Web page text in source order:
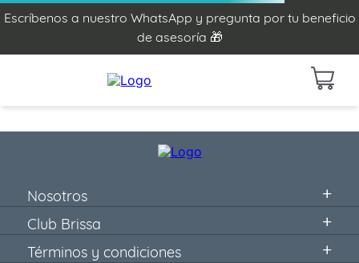
Escríbenos a nuestro WhatsApp y pregunta por tu beneficio
de asesoría 🎁
Nosotros
Club Brissa
Términos y condiciones